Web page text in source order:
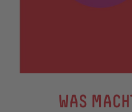
:
WAS